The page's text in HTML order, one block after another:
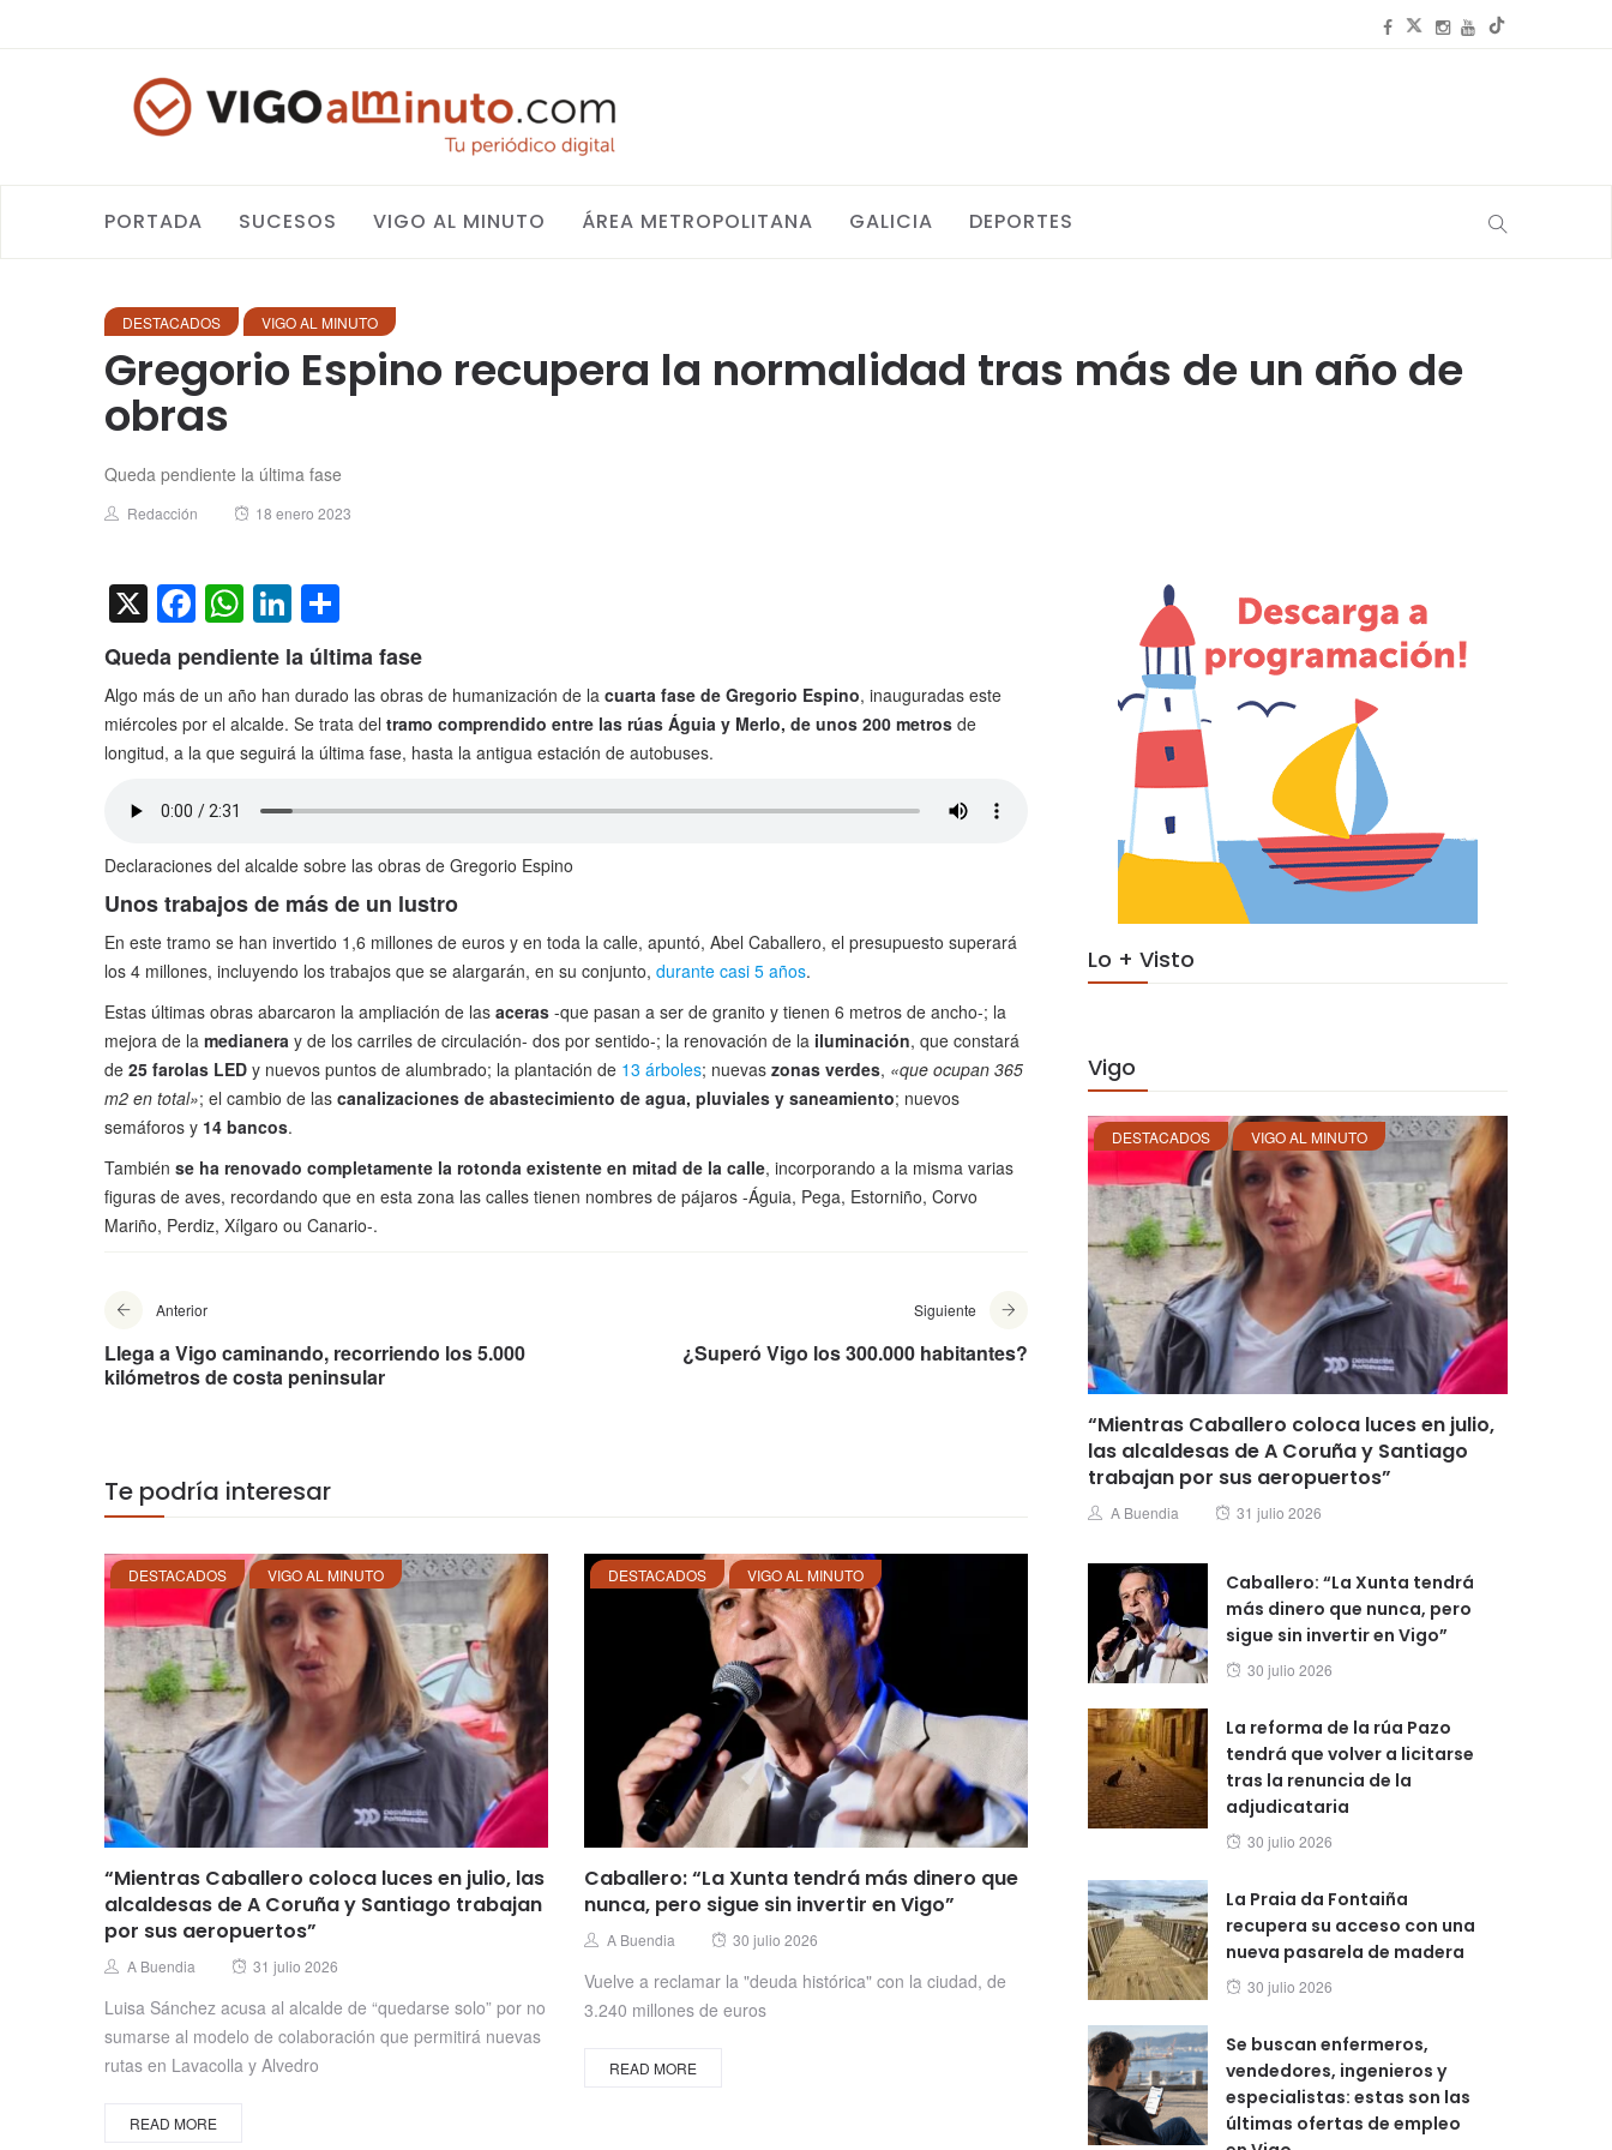
PORTADA SUCESOS VIGO AL MINUTO ÁREA METROPOLITANA GALICIA DEPORTES
DESTACADOS VIGO AL MINUTO
Gregorio Espino recupera la normalidad tras más de un año de
obras
Queda pendiente la última fase
Author
Redacción
Posted
18 enero 2023
X Facebook
WhatsApp
LinkedIn
Queda pendiente la última fase
Algo más de un año han durado las obras de humanización de la cuarta fase de Gregorio Espino, inauguradas este
miércoles por el alcalde. Se trata del tramo comprendido entre las rúas Águia y Merlo, de unos 200 metros de
longitud, a la que seguirá la última fase, hasta la antigua estación de autobuses.
Declaraciones del alcalde sobre las obras de Gregorio Espino
Unos trabajos de más de un lustro
En este tramo se han invertido 1,6 millones de euros y en toda la calle, apuntó, Abel Caballero, el presupuesto superará
los 4 millones, incluyendo los trabajos que se alargarán, en su conjunto, durante casi 5 años.
Estas últimas obras abarcaron la ampliación de las aceras -que pasan a ser de granito y tienen 6 metros de ancho-; la
mejora de la medianera y de los carriles de circulación- dos por sentido-; la renovación de la iluminación, que constará
de 25 farolas LED y nuevos puntos de alumbrado; la plantación de 13 árboles; nuevas zonas verdes, «que ocupan 365
m2 en total»; el cambio de las canalizaciones de abastecimiento de agua, pluviales y saneamiento; nuevos
semáforos y 14 bancos.
También se ha renovado completamente la rotonda existente en mitad de la calle, incorporando a la misma varias
figuras de aves, recordando que en esta zona las calles tienen nombres de pájaros -Águia, Pega, Estorniño, Corvo
Mariño, Perdiz, Xílgaro ou Canario-.
Anterior
Llega a Vigo caminando, recorriendo los 5.000
kilómetros de costa peninsular
Siguiente
¿Superó Vigo los 300.000 habitantes?
Te podría interesar
DESTACADOS VIGO AL MINUTO
“Mientras Caballero coloca luces en julio, las
alcaldesas de A Coruña y Santiago trabajan
por sus aeropuertos”
Author
A Buendia
Posted
31 julio 2026
Luisa Sánchez acusa al alcalde de “quedarse solo” por no
sumarse al modelo de colaboración que permitirá nuevas
rutas en Lavacolla y Alvedro
READ MORE
DESTACADOS VIGO AL MINUTO
Caballero: “La Xunta tendrá más dinero que
nunca, pero sigue sin invertir en Vigo”
Author
A Buendia
Posted
30 julio 2026
Vuelve a reclamar la "deuda histórica" con la ciudad, de
3.240 millones de euros
READ MORE
Lo + Visto
Vigo
DESTACADOS VIGO AL MINUTO
“Mientras Caballero coloca luces en julio,
las alcaldesas de A Coruña y Santiago
trabajan por sus aeropuertos”
Author
A Buendia
Posted
31 julio 2026
Caballero: “La Xunta tendrá
más dinero que nunca, pero
sigue sin invertir en Vigo”
Posted
30 julio 2026
La reforma de la rúa Pazo
tendrá que volver a licitarse
tras la renuncia de la
adjudicataria
Posted
30 julio 2026
La Praia da Fontaiña
recupera su acceso con una
nueva pasarela de madera
Posted
30 julio 2026
Se buscan enfermeros,
vendedores, ingenieros y
especialistas: estas son las
últimas ofertas de empleo